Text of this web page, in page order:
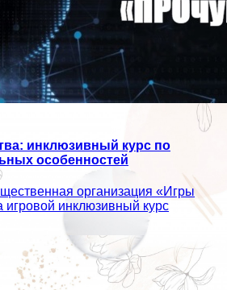
инклюзивный курс по
особенностей
организация «Игры
игровой инклюзивный курс